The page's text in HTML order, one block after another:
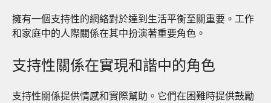
擁有一個支持性的網絡對於達到生活平衡至關重要。工作
和家庭中的人際關係在其中扮演著重要角色。
支持性關係在實現和諧中的角色
支持性關係提供情感和實際幫助。它們在困難時提供鼓勵